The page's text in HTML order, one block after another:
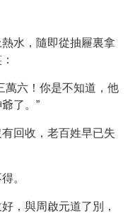
水，隨即從抽屜裏拿
萬六！你是不知道，他
了。”
回收，老百姓早已失
。
，與周啟元道了別，